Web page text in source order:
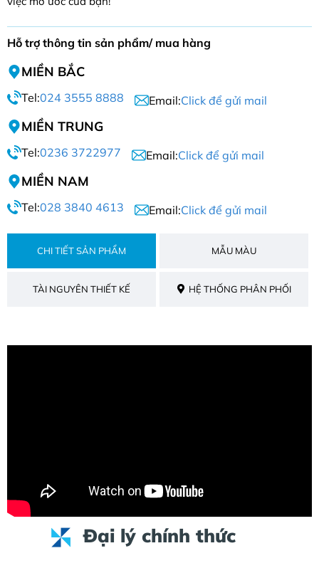
Hỗ trợ thông tin sản phẩm/ mua hàng
MIỀN BẮC
Tel:024 3555 8888 Email:Click để gửi mail
MIỀN TRUNG
Tel:0236 3722977 Email:Click để gửi mail
MIỀN NAM
Tel:028 3840 4613 Email:Click để gửi mail
CHI TIẾT SẢN PHẨM MẪU MÀU
TÀI NGUYÊN THIẾT KẾ HỆ THỐNG PHÂN PHỐI
Đại lý chính thức